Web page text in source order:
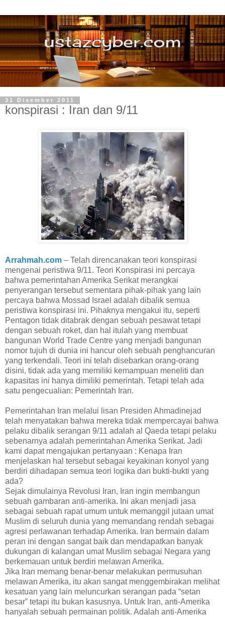
31 Disember 2011
konspirasi : Iran dan 9/11
Arrahmah.com – Telah direncanakan teori konspirasi
mengenai peristiwa 9/11. Teori Konspirasi ini percaya
bahwa pemerintahan Amerika Serikat merangkai
penyerangan tersebut sementara pihak-pihak yang lain
percaya bahwa Mossad Israel adalah dibalik semua
peristiwa konspirasi ini. Pihaknya mengakui itu, seperti
Pentagon tidak ditabrak dengan sebuah pesawat tetapi
dengan sebuah roket, dan hal itulah yang membuat
bangunan World Trade Centre yang menjadi bangunan
nomor tujuh di dunia ini hancur oleh sebuah penghancuran
yang terkendali. Teori ini telah disebarkan orang-orang
disini, tidak ada yang memiliki kemampuan meneliti dan
kapasitas ini hanya dimiliki pemerintah. Tetapi telah ada
satu pengecualian: Pemerintah Iran.
Pemerintahan Iran melalui lisan Presiden Ahmadinejad
telah menyatakan bahwa mereka tidak mempercayai bahwa
pelaku dibalik serangan 9/11 adalah al Qaeda tetapi pelaku
sebenarnya adalah pemerintahan Amerika Serikat. Jadi
kami dapat mengajukan pertanyaan : Kenapa Iran
menjelaskan hal tersebut sebagai keyakinan konyol yang
berdiri dihadapan semua teori logika dan bukti-bukti yang
ada?
Sejak dimulainya Revolusi Iran, Iran ingin membangun
sebuah gambaran anti-amerika. Ini akan menjadi jasa
sebagai sebuah rapat umum untuk memanggil jutaan umat
Muslim di seluruh dunia yang memandang rendah sebagai
agresi perlawanan terhadap Amerika. Iran bermain dalam
peran ini dengan sangat baik dan mendapatkan banyak
dukungan di kalangan umat Muslim sebagai Negara yang
berkemauan untuk berdiri melawan Amerika.
Jika Iran memang benar-benar melakukan permusuhan
melawan Amerika, itu akan sangat menggembirakan melihat
kesatuan yang lain meluncurkan serangan pada “setan
besar” tetapi itu bukan kasusnya. Untuk Iran, anti-Amerika
hanyalah sebuah permainan politik. Adalah anti-Amerika